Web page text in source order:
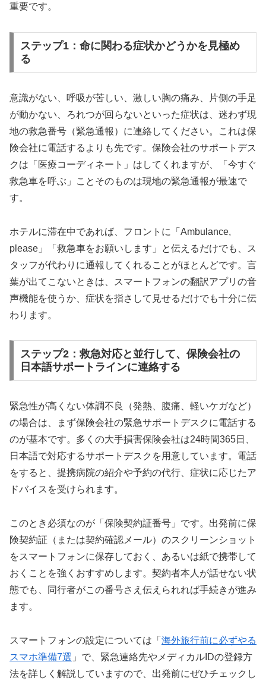
重要です。
ステップ1：命に関わる症状かどうかを見極め
る
意識がない、呼吸が苦しい、激しい胸の痛み、片側の手足
が動かない、ろれつが回らないといった症状は、迷わず現
地の救急番号（緊急通報）に連絡してください。これは保
険会社に電話するよりも先です。保険会社のサポートデス
クは「医療コーディネート」はしてくれますが、「今すぐ
救急車を呼ぶ」ことそのものは現地の緊急通報が最速で
す。
ホテルに滞在中であれば、フロントに「Ambulance,
please」「救急車をお願いします」と伝えるだけでも、ス
タッフが代わりに通報してくれることがほとんどです。言
葉が出てこないときは、スマートフォンの翻訳アプリの音
声機能を使うか、症状を指さして見せるだけでも十分に伝
わります。
ステップ2：救急対応と並行して、保険会社の
日本語サポートラインに連絡する
緊急性が高くない体調不良（発熱、腹痛、軽いケガなど）
の場合は、まず保険会社の緊急サポートデスクに電話する
のが基本です。多くの大手損害保険会社は24時間365日、
日本語で対応するサポートデスクを用意しています。電話
をすると、提携病院の紹介や予約の代行、症状に応じたア
ドバイスを受けられます。
このとき必須なのが「保険契約証番号」です。出発前に保
険契約証（または契約確認メール）のスクリーンショット
をスマートフォンに保存しておく、あるいは紙で携帯して
おくことを強くおすすめします。契約者本人が話せない状
態でも、同行者がこの番号さえ伝えられれば手続きが進み
ます。
スマートフォンの設定については「 海外旅行前に必ずやる
スマホ準備7選 」で、緊急連絡先やメディカルIDの登録方
法を詳しく解説していますので、出発前にぜひチェックし